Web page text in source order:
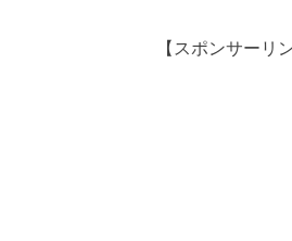
【スポンサーリ